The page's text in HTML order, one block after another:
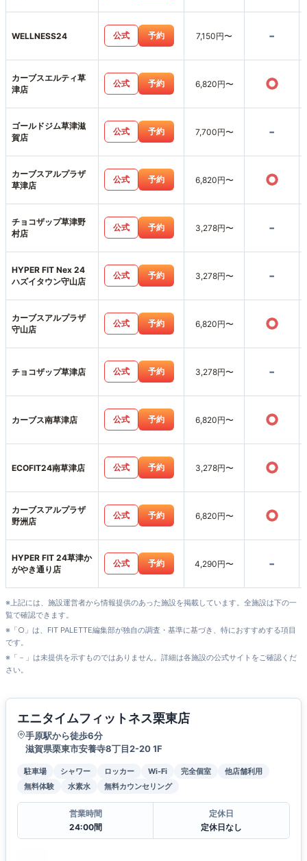
WELLNESS24 公式 予約 7,150円〜 -
カーブスエルティ草
津店
公式 予約 6,820円〜 ○
ゴールドジム草津滋
賀店
公式 予約 7,700円〜 -
カーブスアルプラザ
草津店
公式 予約 6,820円〜 ○
チョコザップ草津野
村店
公式 予約 3,278円〜 -
HYPER FIT Nex 24
ハズイタウン守山店
公式 予約 3,278円〜 -
カーブスアルプラザ
守山店
公式 予約 6,820円〜 ○
チョコザップ草津店 公式 予約 3,278円〜 -
カーブス南草津店 公式 予約 6,820円〜 ○
ECOFIT24南草津店 公式 予約 3,278円〜 ○
カーブスアルプラザ
野洲店
公式 予約 6,820円〜 ○
HYPER FIT 24草津か
がやき通り店
公式 予約 4,290円〜 -
※上記には、施設運営者から情報提供のあった施設を掲載しています。全施設は下の一
覧で確認できます。
※「○」は、FIT PALETTE編集部が独自の調査・基準に基づき、特におすすめする項目
です。
※「－」は未提供を示すものではありません。詳細は各施設の公式サイトをご確認くだ
さい。
エニタイムフィットネス栗東店
手原駅から徒歩6分
滋賀県栗東市安養寺8丁目2-20 1F
駐車場 シャワー ロッカー Wi-Fi 完全個室
他店舗利用
無料体験
水素水 無料カウンセリング
営業時間
24:00間
定休日
定休日なし